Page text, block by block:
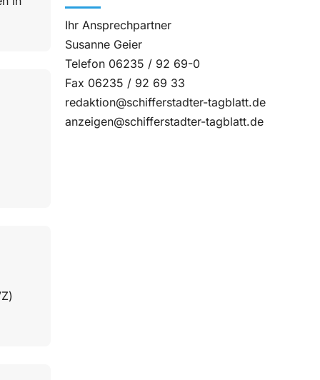
Ihr Ansprechpartner
Susanne Geier
Telefon 06235 / 92 69-0
Fax 06235 / 92 69 33
redaktion@schifferstadter-tagblatt.de
anzeigen@schifferstadter-tagblatt.de